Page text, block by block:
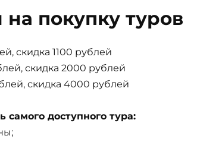
покупку туров
скидка 1100 рублей
скидка 2000 рублей
скидка 4000 рублей
самого доступного тура: